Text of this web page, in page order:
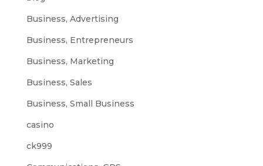
Business, Advertising
Business, Entrepreneurs
Business, Marketing
Business, Sales
Business, Small Business
casino
ck999